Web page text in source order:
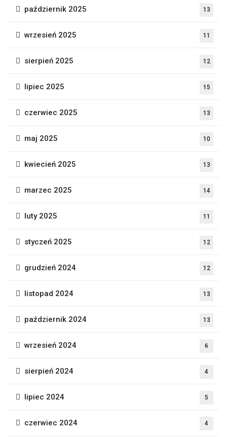
październik 2025 13
wrzesień 2025 11
sierpień 2025 12
lipiec 2025 15
czerwiec 2025 13
maj 2025 10
kwiecień 2025 13
marzec 2025 14
luty 2025 11
styczeń 2025 12
grudzień 2024 12
listopad 2024 13
październik 2024 13
wrzesień 2024 6
sierpień 2024 4
lipiec 2024 5
czerwiec 2024 4